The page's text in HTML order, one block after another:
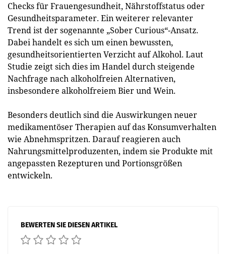
Checks für Frauengesundheit, Nährstoffstatus oder
Gesundheitsparameter. Ein weiterer relevanter
Trend ist der sogenannte „Sober Curious“-Ansatz.
Dabei handelt es sich um einen bewussten,
gesundheitsorientierten Verzicht auf Alkohol. Laut
Studie zeigt sich dies im Handel durch steigende
Nachfrage nach alkoholfreien Alternativen,
insbesondere alkoholfreiem Bier und Wein.
Besonders deutlich sind die Auswirkungen neuer
medikamentöser Therapien auf das Konsumverhalten
wie Abnehmspritzen. Darauf reagieren auch
Nahrungsmittelproduzenten, indem sie Produkte mit
angepassten Rezepturen und Portionsgrößen
entwickeln.
BEWERTEN SIE DIESEN ARTIKEL